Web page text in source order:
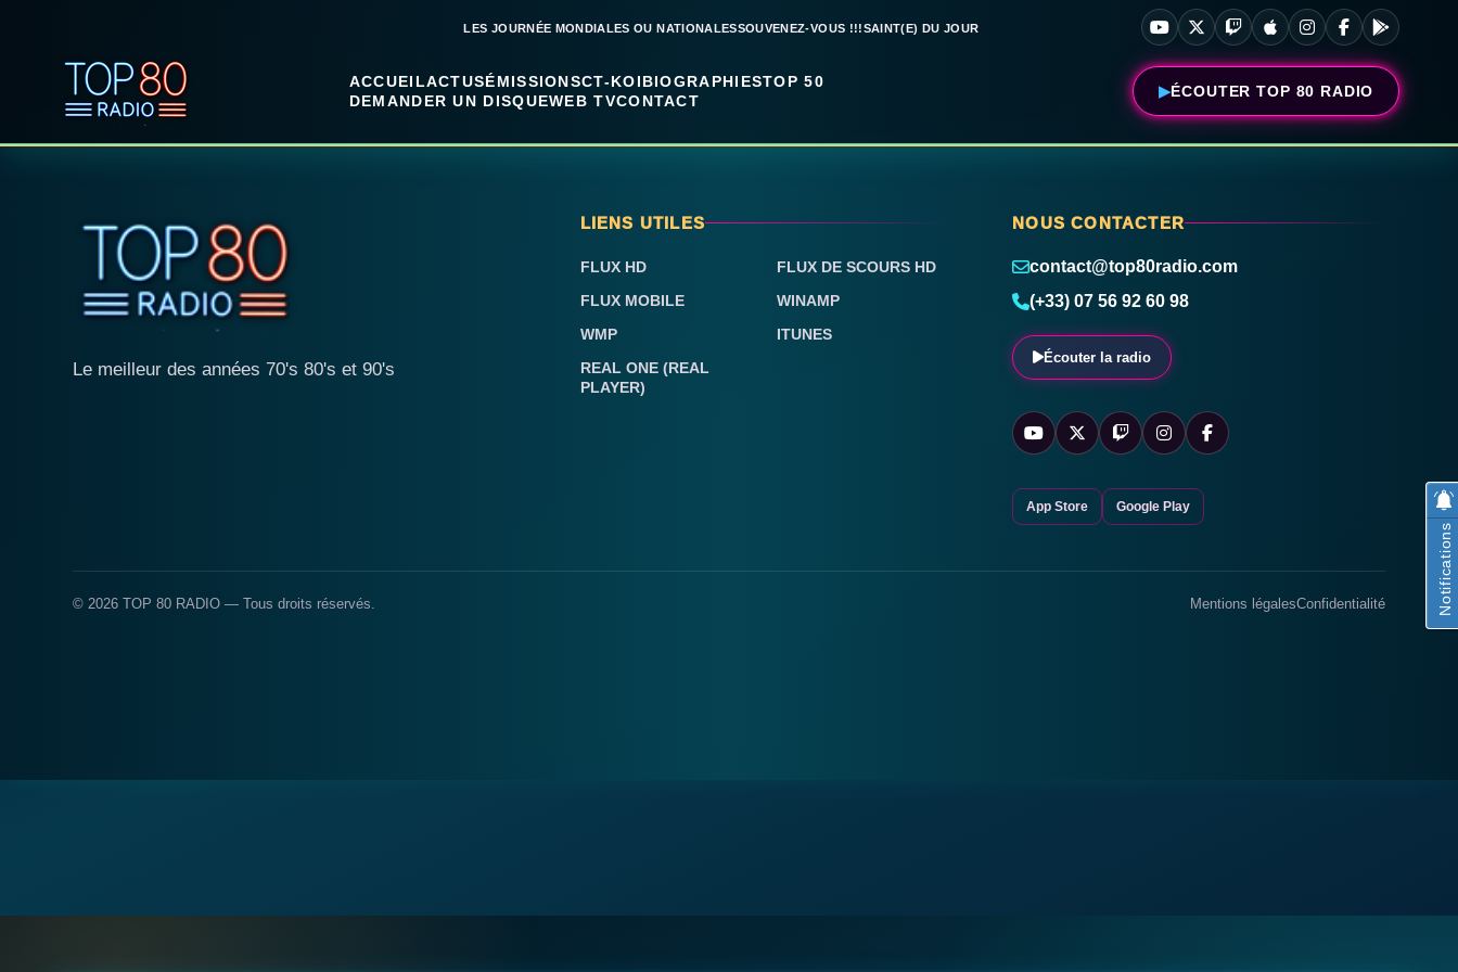
LES JOURNÉE MONDIALES OU NATIONALESSOUVENEZ-VOUS !!!SAINT(E) DU JOUR
ACCUEILACTUSÉMISSIONSCT-KOIBIOGRAPHIESTOP 50
DEMANDER UN DISQUEWEB TVCONTACT
ÉCOUTER TOP 80 RADIO
Le meilleur des années 70's 80's et 90's
LIENS UTILES
FLUX HD
FLUX DE SCOURS HD
FLUX MOBILE
WINAMP
WMP
ITUNES
REAL ONE (REAL
PLAYER)
NOUS CONTACTER
contact@top80radio.com
(+33) 07 56 92 60 98
Écouter la radio
App Store Google Play
© 2026 TOP 80 RADIO — Tous droits réservés. Mentions légalesConfidentialité Notifications